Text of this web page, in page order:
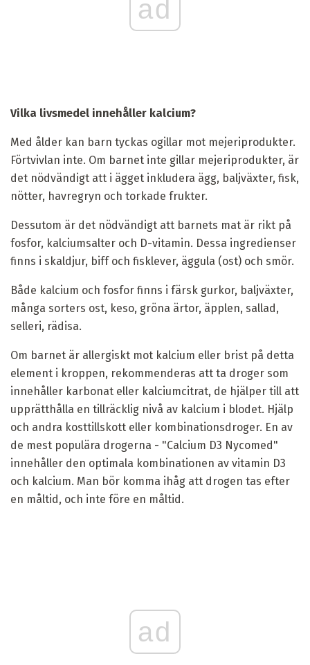
ad
Vilka livsmedel innehåller kalcium?
Med ålder kan barn tyckas ogillar mot mejeriprodukter.
Förtvivlan inte. Om barnet inte gillar mejeriprodukter, är
det nödvändigt att i ägget inkludera ägg, baljväxter, fisk,
nötter, havregryn och torkade frukter.
Dessutom är det nödvändigt att barnets mat är rikt på
fosfor, kalciumsalter och D-vitamin. Dessa ingredienser
finns i skaldjur, biff och fisklever, äggula (ost) och smör.
Både kalcium och fosfor finns i färsk gurkor, baljväxter,
många sorters ost, keso, gröna ärtor, äpplen, sallad,
selleri, rädisa.
Om barnet är allergiskt mot kalcium eller brist på detta
element i kroppen, rekommenderas att ta droger som
innehåller karbonat eller kalciumcitrat, de hjälper till att
upprätthålla en tillräcklig nivå av kalcium i blodet. Hjälp
och andra kosttillskott eller kombinationsdroger. En av
de mest populära drogerna - "Calcium D3 Nycomed"
innehåller den optimala kombinationen av vitamin D3
och kalcium. Man bör komma ihåg att drogen tas efter
en måltid, och inte före en måltid.
ad